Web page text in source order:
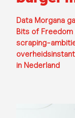
Data Morgana
Bits of
scraping-
in Nederland